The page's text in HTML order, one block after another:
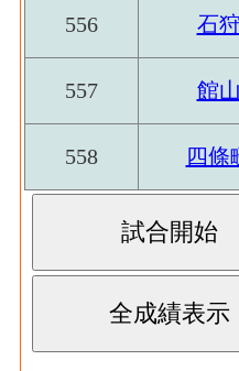
末現在高(2016)
鉄鋼業･事業所数
鉄鋼業･従業者数
鉄鋼業･現金給与
鉄鋼業･原材料、燃
電力使用等額(2016)
製造所あるいは加
印刷･従業者数[人
従業者、常用労働
印刷･現金給与総額
る者の人件費及び
印刷･原材料、燃料
燃料費と電力も含
印刷･粗付加価値額[
556 石
557 館
558 四條